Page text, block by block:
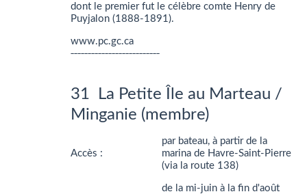
dont le premier fut le célèbre comte Henry de
Puyjalon (1888-1891).
www.pc.gc.ca
31 La Petite Île au Marteau /
Minganie (membre)
Accès :
par bateau, à partir de la
marina de Havre-Saint-Pierre
(via la route 138)
de la mi-juin à la fin d'août